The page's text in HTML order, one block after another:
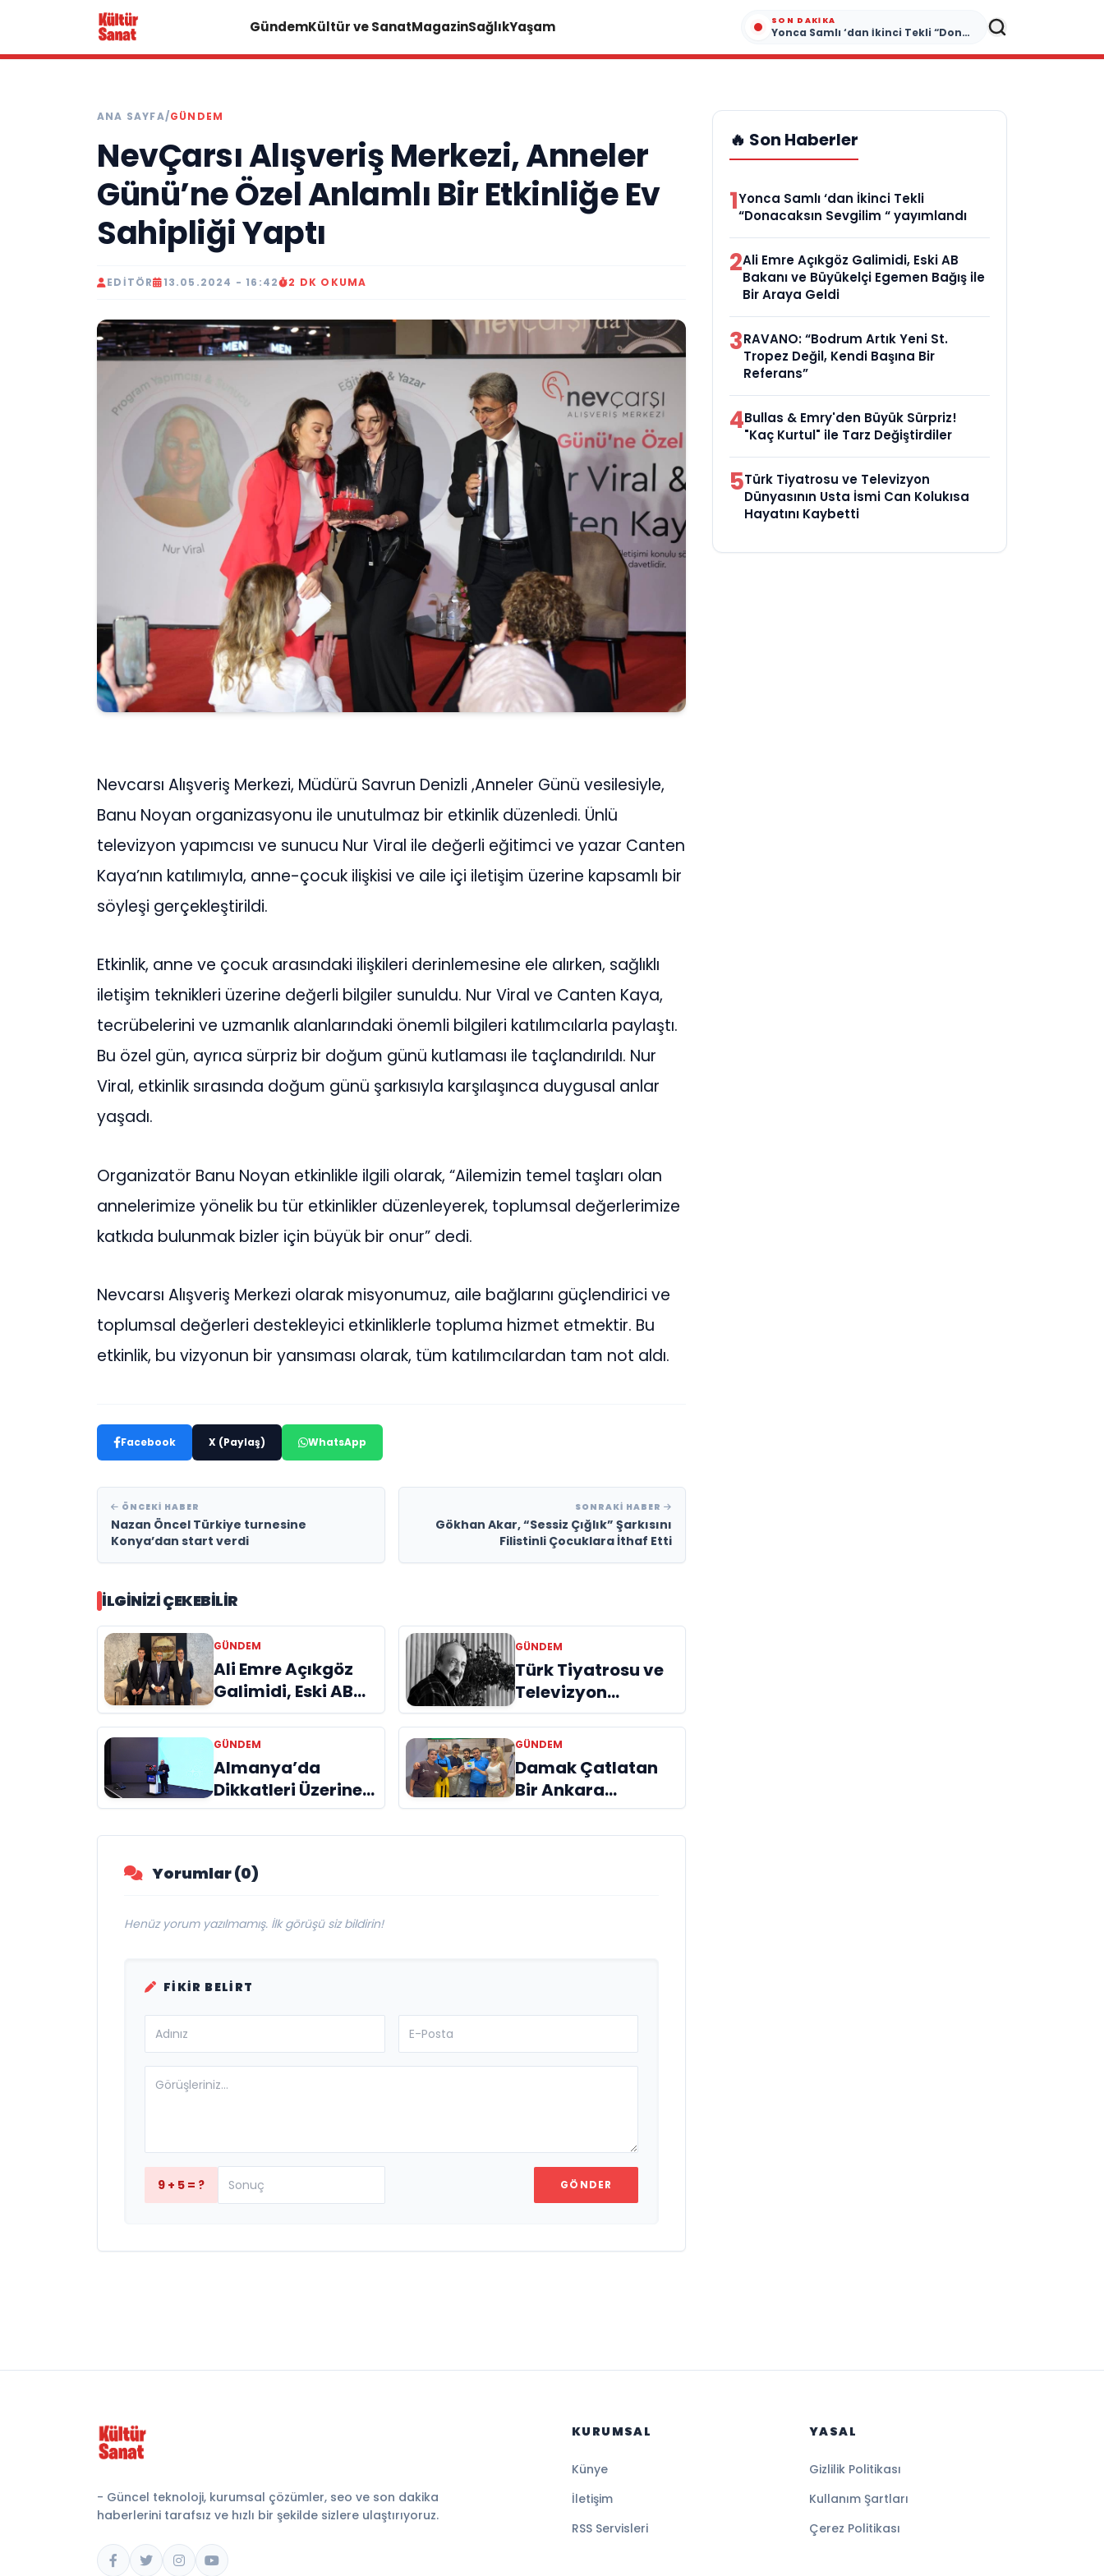
GündemKültür ve SanatMagazinSağlıkYaşam SON DAKIKA
Yonca Samlı ‘dan İkinci Tekli “Donacaksın Sevgilim “ yayımlandı
ANA SAYFA/GÜNDEM
NevÇarsı Alışveriş Merkezi, Anneler
Günü’ne Özel Anlamlı Bir Etkinliğe Ev
Sahipliği Yaptı
EDITÖR 13.05.2024 - 16:42 2 DK OKUMA
Nevcarsı Alışveriş Merkezi, Müdürü Savrun Denizli ,Anneler Günü vesilesiyle,
Banu Noyan organizasyonu ile unutulmaz bir etkinlik düzenledi. Ünlü
televizyon yapımcısı ve sunucu Nur Viral ile değerli eğitimci ve yazar Canten
Kaya’nın katılımıyla, anne-çocuk ilişkisi ve aile içi iletişim üzerine kapsamlı bir
söyleşi gerçekleştirildi.
Etkinlik, anne ve çocuk arasındaki ilişkileri derinlemesine ele alırken, sağlıklı
iletişim teknikleri üzerine değerli bilgiler sunuldu. Nur Viral ve Canten Kaya,
tecrübelerini ve uzmanlık alanlarındaki önemli bilgileri katılımcılarla paylaştı.
Bu özel gün, ayrıca sürpriz bir doğum günü kutlaması ile taçlandırıldı. Nur
Viral, etkinlik sırasında doğum günü şarkısıyla karşılaşınca duygusal anlar
yaşadı.
Organizatör Banu Noyan etkinlikle ilgili olarak, “Ailemizin temel taşları olan
annelerimize yönelik bu tür etkinlikler düzenleyerek, toplumsal değerlerimize
katkıda bulunmak bizler için büyük bir onur” dedi.
Nevcarsı Alışveriş Merkezi olarak misyonumuz, aile bağlarını güçlendirici ve
toplumsal değerleri destekleyici etkinliklerle topluma hizmet etmektir. Bu
etkinlik, bu vizyonun bir yansıması olarak, tüm katılımcılardan tam not aldı.
Facebook X (Paylaş) WhatsApp
ÖNCEKI HABER
Nazan Öncel Türkiye turnesine
Konya’dan start verdi
SONRAKI HABER
Gökhan Akar, “Sessiz Çığlık” Şarkısını
Filistinli Çocuklara İthaf Etti
İLGINIZI ÇEKEBILIR
GÜNDEM
Ali Emre Açıkgöz
Galimidi, Eski AB
Bakanı ve
Büyükelçi Egemen
Bağış ile Bir Araya
Geldi
GÜNDEM
Türk Tiyatrosu ve
Televizyon
Dünyasının Usta
İsmi Can Kolukısa
Hayatını Kaybetti
GÜNDEM
Almanya’da
Dikkatleri Üzerine
Çeken Türk
Firması: Taşyapı
GÜNDEM
Damak Çatlatan
Bir Ankara
Hikâyesi
Aydınlıkevler’in
Yorumlar (0)
Henüz yorum yazılmamış. İlk görüşü siz bildirin!
FIKIR BELIRT
9 + 5 = ? GÖNDER
🔥 Son Haberler
1Yonca Samlı ‘dan İkinci Tekli
“Donacaksın Sevgilim “ yayımlandı
2Ali Emre Açıkgöz Galimidi, Eski AB
Bakanı ve Büyükelçi Egemen Bağış ile
Bir Araya Geldi
3RAVANO: “Bodrum Artık Yeni St.
Tropez Değil, Kendi Başına Bir
Referans”
4Bullas & Emry'den Büyük Sürpriz!
"Kaç Kurtul" ile Tarz Değiştirdiler
5Türk Tiyatrosu ve Televizyon
Dünyasının Usta İsmi Can Kolukısa
Hayatını Kaybetti
- Güncel teknoloji, kurumsal çözümler, seo ve son dakika
haberlerini tarafsız ve hızlı bir şekilde sizlere ulaştırıyoruz.
KURUMSAL
Künye
İletişim
RSS Servisleri
YASAL
Gizlilik Politikası
Kullanım Şartları
Çerez Politikası